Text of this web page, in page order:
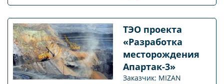
ТЭО проекта
«Разработка
месторождения
Апартак-3»
Заказчик: MIZAN